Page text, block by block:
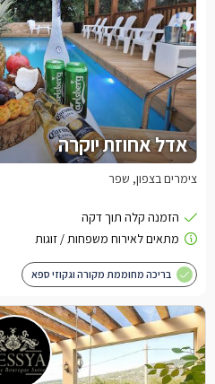
אדל אחוזת יוקרה
צימרים בצפון, שפר
בריכה מחוממת מקורה וגקוזי ספא